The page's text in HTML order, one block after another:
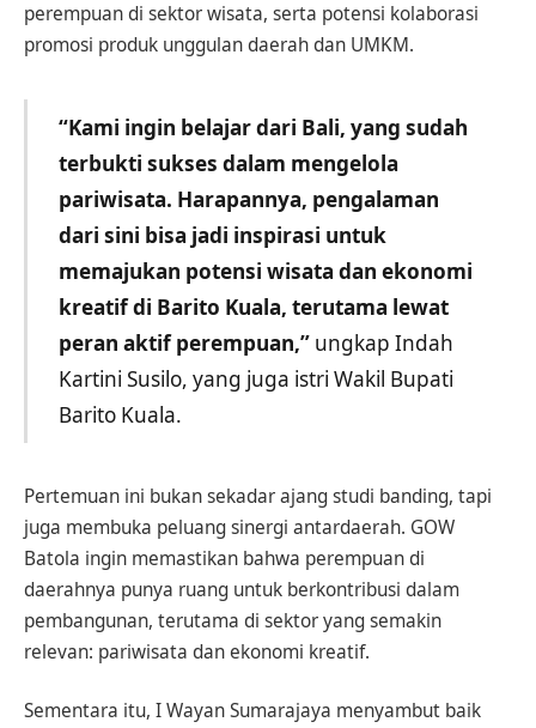
perempuan di sektor wisata, serta potensi kolaborasi
promosi produk unggulan daerah dan UMKM.
“Kami ingin belajar dari Bali, yang sudah
terbukti sukses dalam mengelola
pariwisata. Harapannya, pengalaman
dari sini bisa jadi inspirasi untuk
memajukan potensi wisata dan ekonomi
kreatif di Barito Kuala, terutama lewat
peran aktif perempuan,”ungkap Indah
Kartini Susilo, yang juga istri Wakil Bupati
Barito Kuala.
Pertemuan ini bukan sekadar ajang studi banding, tapi
juga membuka peluang sinergi antardaerah. GOW
Batola ingin memastikan bahwa perempuan di
daerahnya punya ruang untuk berkontribusi dalam
pembangunan, terutama di sektor yang semakin
relevan: pariwisata dan ekonomi kreatif.
Sementara itu, I Wayan Sumarajaya menyambut baik